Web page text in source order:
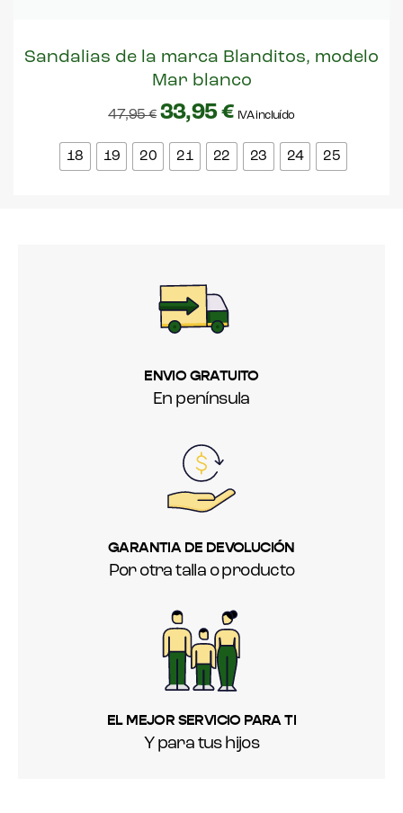
Sandalias de la marca Blanditos, modelo
Mar blanco
47,95€ 33,95€ IVA incluído
18 19 20 21 22 23 24 25
ENVIO GRATUITO
En península
GARANTIA DE DEVOLUCIÓN
Por otra talla o producto
EL MEJOR SERVICIO PARA TI
Y para tus hijos